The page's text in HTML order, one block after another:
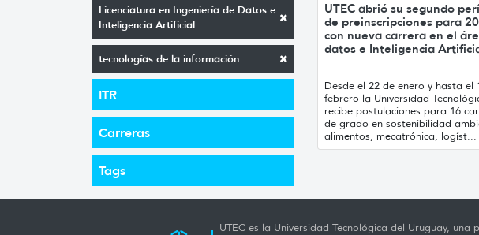
Licenciatura en Ingeniería de Datos e
Inteligencia Artificial
tecnologías de la información
ITR
Carreras
Tags
UTEC abrió su segundo
de preinscripciones para
con nueva carrera en el
datos e Inteligencia
Desde el 22 de enero y hasta el
febrero la Universidad
recibe postulaciones para 16
de grado en sostenibilidad
alimentos, mecatrónica, logíst...
UTEC es la Universidad Tecnológica del Uruguay,